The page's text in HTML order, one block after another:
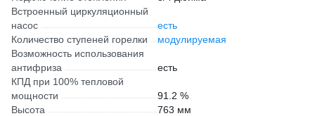
Встроенный циркуляционный
насос
есть
Количество ступеней горелки
модулируемая
Возможность использования
антифриза
есть
КПД при 100% тепловой
мощности
91.2 %
Высота
763 мм